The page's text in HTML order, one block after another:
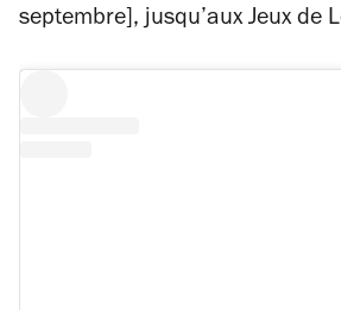
septembre], jusqu’aux Jeux de